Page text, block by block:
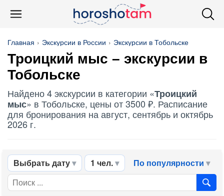
Главная Экскурсии в России Экскурсии в Тобольске
Троицкий мыс – экскурсии в
Тобольске
Найдено 4 экскурсии в категории «Троицкий
мыс» в Тобольске, цены от 3500 ₽. Расписание
для бронирования на август, сентябрь и октябрь
2026 г.
Выбрать дату 1 чел. По популярности